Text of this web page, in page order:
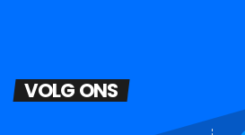
VOLG ONS